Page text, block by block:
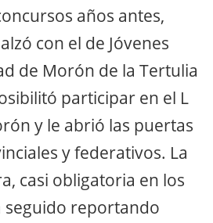
años antes,
con el de Jóvenes
de Morón de la Tertulia
participar en el L
y le abrió las puertas
y federativos. La
casi obligatoria en los
seguido reportando